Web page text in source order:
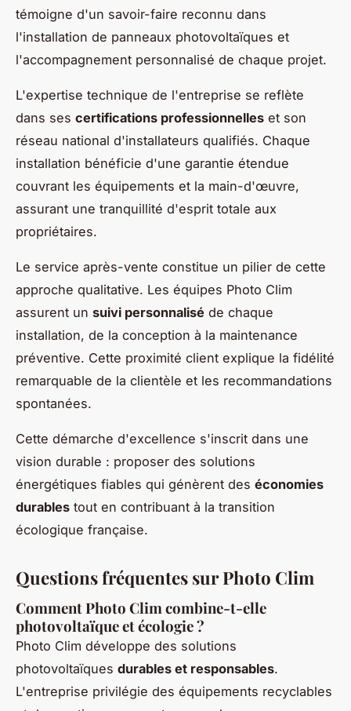
témoigne d'un savoir-faire reconnu dans
l'installation de panneaux photovoltaïques et
l'accompagnement personnalisé de chaque projet.
L'expertise technique de l'entreprise se reflète
dans ses certifications professionnelles et son
réseau national d'installateurs qualifiés. Chaque
installation bénéficie d'une garantie étendue
couvrant les équipements et la main-d'œuvre,
assurant une tranquillité d'esprit totale aux
propriétaires.
Le service après-vente constitue un pilier de cette
approche qualitative. Les équipes Photo Clim
assurent un suivi personnalisé de chaque
installation, de la conception à la maintenance
préventive. Cette proximité client explique la fidélité
remarquable de la clientèle et les recommandations
spontanées.
Cette démarche d'excellence s'inscrit dans une
vision durable : proposer des solutions
énergétiques fiables qui génèrent des économies
durables tout en contribuant à la transition
écologique française.
Questions fréquentes sur Photo Clim
Comment Photo Clim combine-t-elle
photovoltaïque et écologie ?
Photo Clim développe des solutions
photovoltaïques durables et responsables.
L'entreprise privilégie des équipements recyclables